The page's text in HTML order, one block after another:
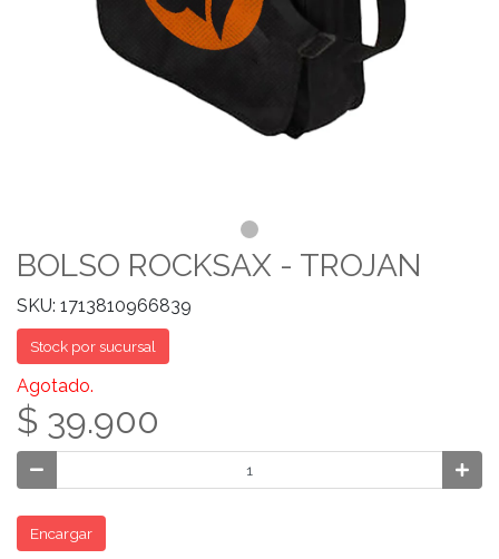
BOLSO ROCKSAX - TROJAN
SKU: 1713810966839
Stock por sucursal
Agotado.
$ 39.900
Encargar